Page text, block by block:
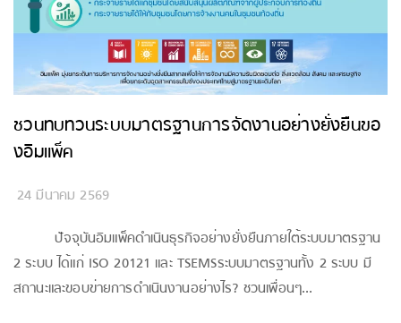
ชวนทบทวนระบบมาตรฐานการจัดงานอย่างยั่งยืนขอ
งอิมแพ็ค
24 มีนาคม 2569
ปัจจุบันอิมแพ็คดำเนินธุรกิจอย่างยั่งยืนภายใต้ระบบมาตรฐาน
2 ระบบ ได้แก่ ISO 20121 และ TSEMSระบบมาตรฐานทั้ง 2 ระบบ มี
สถานะและขอบข่ายการดำเนินงานอย่างไร? ชวนเพื่อนๆ...